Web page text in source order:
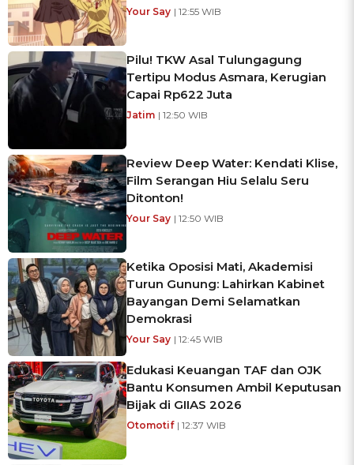
Your Say | 12:55 WIB
Pilu! TKW Asal Tulungagung
Tertipu Modus Asmara, Kerugian
Capai Rp622 Juta
Jatim | 12:50 WIB
Review Deep Water: Kendati Klise,
Film Serangan Hiu Selalu Seru
Ditonton!
Your Say | 12:50 WIB
Ketika Oposisi Mati, Akademisi
Turun Gunung: Lahirkan Kabinet
Bayangan Demi Selamatkan
Demokrasi
Your Say | 12:45 WIB
Edukasi Keuangan TAF dan OJK
Bantu Konsumen Ambil Keputusan
Bijak di GIIAS 2026
Otomotif | 12:37 WIB